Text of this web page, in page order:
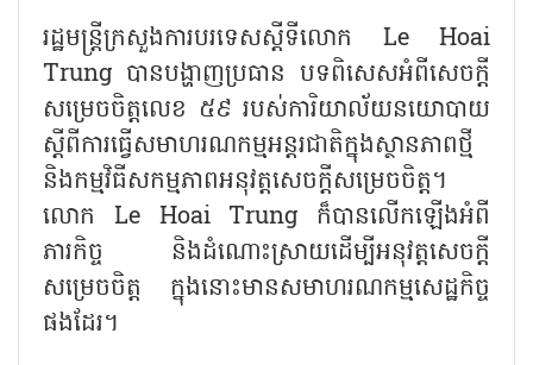
រដ្ឋមន្ត្រីក្រសួងការបរទេសស្តីទីលោក Le Hoai
Trung បានបង្ហាញប្រធាន បទពិសេសអំពីសេចក្តី
សម្រេចចិត្តលេខ ៥៩ របស់ការិយាល័យនយោបាយ
ស្តីពីការធ្វើសមាហរណកម្មអន្តរជាតិក្នុងស្ថានភាពថ្មី
និងកម្មវិធីសកម្មភាពអនុវត្តសេចក្តីសម្រេចចិត្ត។
លោក Le Hoai Trung ក៏បានលើកឡើងអំពី
ភារកិច្ច និងដំណោះស្រាយដើម្បីអនុវត្តសេចក្តី
សម្រេចចិត្ត ក្នុងនោះមានសមាហរណកម្មសេដ្ឋកិច្ច
ផងដែរ។